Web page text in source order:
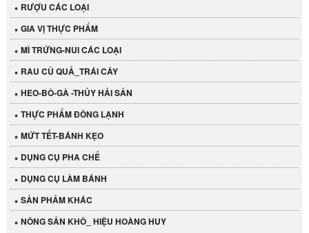
RƯỢU CÁC LOẠI
GIA VỊ THỰC PHẨM
MÌ TRỨNG-NUI CÁC LOẠI
RAU CỦ QUẢ_TRÁI CÂY
HEO-BÒ-GÀ -THỦY HẢI SẢN
THỰC PHẨM ĐÔNG LẠNH
MỨT TẾT-BÁNH KẸO
DỤNG CỤ PHA CHẾ
DỤNG CỤ LÀM BÁNH
SẢN PHẢM KHÁC
NÔNG SẢN KHÔ_ HIỆU HOÀNG HUY
Cần Tây Đà Lạt
40.000 VND
LỐC 12 HỦ Tương xí muội LKK 260g